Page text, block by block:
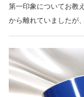
第一印象についてお教
から離れていましたが